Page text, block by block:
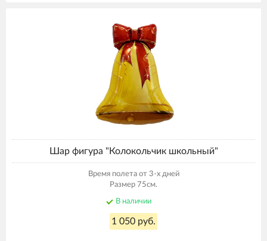
Шар фигура "Колокольчик школьный"
Время полета от 3-х дней
Размер 75см.
В наличии
1 050 руб.